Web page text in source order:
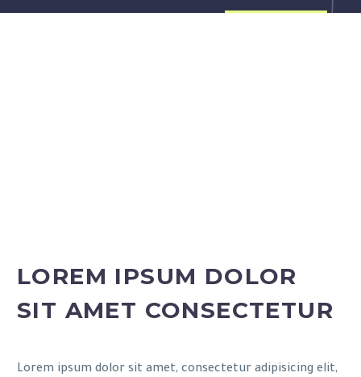
LOREM IPSUM DOLOR
SIT AMET CONSECTETUR
Lorem ipsum dolor sit amet, consectetur adipisicing elit,